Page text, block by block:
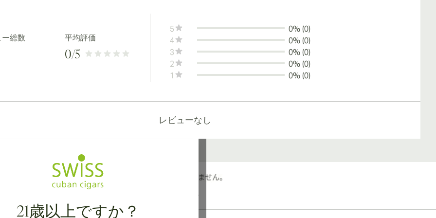
総数 平均評価
0/5
5
0% (0)
4
0% (0)
3
0% (0)
2
0% (0)
1
0% (0)
レビューなし
21歳以上ですか？
カナダ、英国、オーストラリアへの国際配送が可能です。